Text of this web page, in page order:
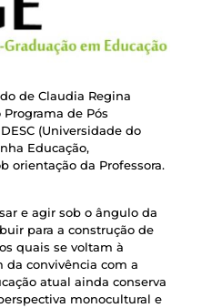
de Claudia Regina
de Pós
(Universidade do
Educação,
orientação da Professora.
e agir sob o ângulo da
para a construção de
quais se voltam à
da convivência com a
atual ainda conserva
monocultural e